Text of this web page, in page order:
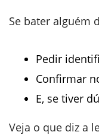
Se bater alguém
Pedir
Confirmar
E, se tiver
Veja o que diz a